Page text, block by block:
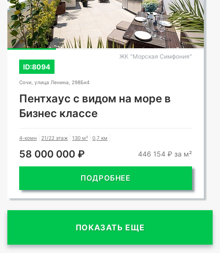
СМОТРЕТЬ ВСЕ ФОТО
ID:8094
ЖК "Морская Симфония"
Сочи, улица Ленина, 298Бк4
Пентхаус с видом на море в
Бизнес классе
4-комн 21/22 этаж 130 м² 0,7 км
58 000 000 ₽ 446 154 ₽ за м²
ПОДРОБНЕЕ
ПОКАЗАТЬ ЕЩЕ